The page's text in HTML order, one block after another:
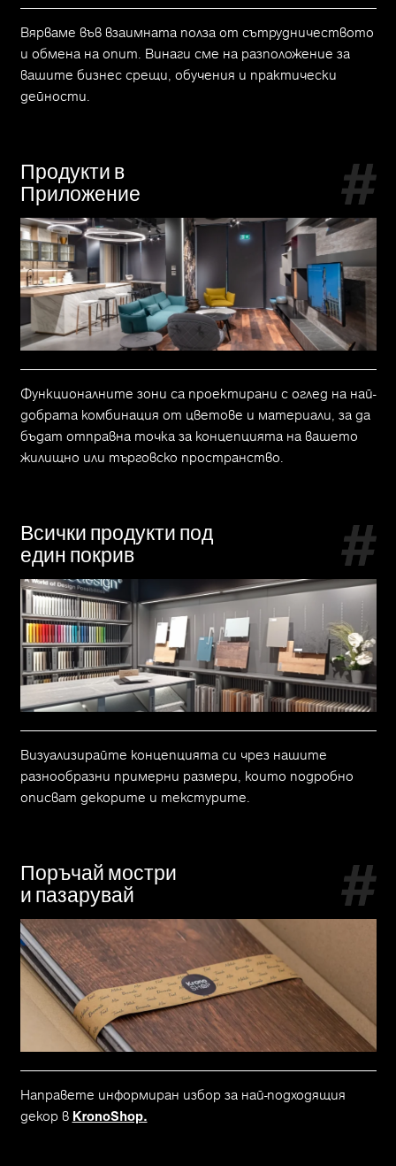
Вярваме във взаимната полза от сътрудничеството
и обмена на опит. Винаги сме на разположение за
вашите бизнес срещи, обучения и практически
дейности.
Продукти в
Приложение
Функционалните зони са проектирани с оглед на най-
добрата комбинация от цветове и материали, за да
бъдат отправна точка за концепцията на вашето
жилищно или търговско пространство.
Всички продукти под
един покрив
Визуализирайте концепцията си чрез нашите
разнообразни примерни размери, които подробно
описват декорите и текстурите.
Поръчай мостри
и пазарувай
Направете информиран избор за най-подходящия
декор в KronoShop.